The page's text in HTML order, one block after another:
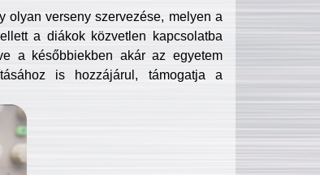
olyan verseny szervezése, melyen a
a diákok közvetlen kapcsolatba
a későbbiekben akár az egyetem
is hozzájárul, támogatja a